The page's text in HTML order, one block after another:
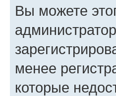
Вы можете
менее
которые